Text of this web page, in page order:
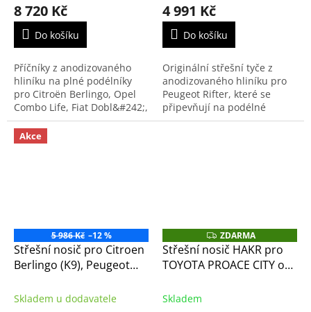
8 720 Kč
Do košíku
Příčníky z anodizovaného
hliníku na plné podélníky
pro Citroën Berlingo, Opel
Combo Life, Fiat Dobl&#242;,
Peugeot Rifter, Toyota
Proace City Verso.
4 991 Kč
Do košíku
Originální střešní tyče z
anodizovaného hliníku pro
Peugeot Rifter, které se
připevňují na podélné
střešní tyče, tzv. hagusy.
Akce
5 986 Kč –12 %
Střešní nosič pro Citroen
Berlingo (K9), Peugeot
Toyota Proace
Skladem u dodavatele
Z
D
A
R
ZDARMA
Střešní nosič HAKR pro
TOYOTA PROACE CITY od
Alu Wing Profile
Skladem